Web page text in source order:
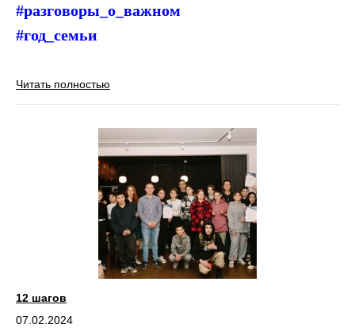
#разговоры_о_важном
#год_семьи
Читать полностью
12 шагов
07.02.2024